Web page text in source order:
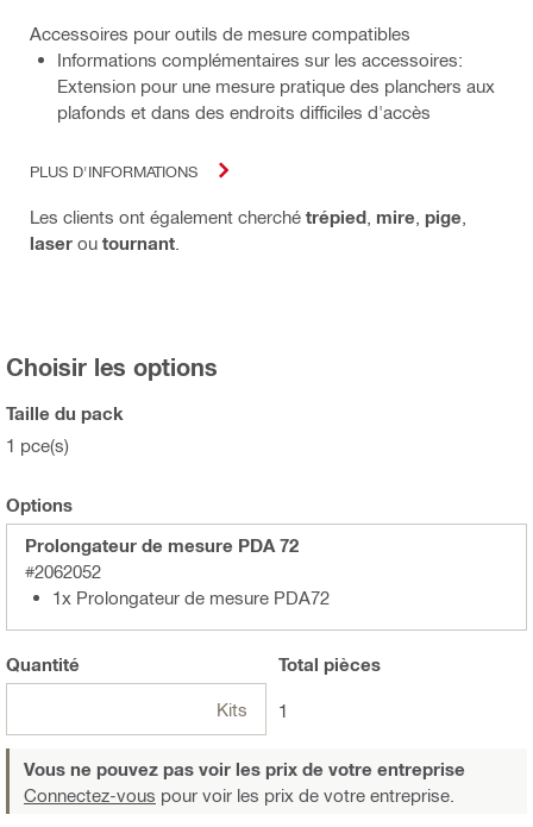
Accessoires pour outils de mesure compatibles
Informations complémentaires sur les accessoires:
Extension pour une mesure pratique des planchers aux
plafonds et dans des endroits difficiles d'accès
PLUS D'INFORMATIONS
Les clients ont également cherché trépied mire pige
laser ou tournant
Choisir les options
Taille du pack
1 pce(s)
Options
Prolongateur de mesure PDA 72
#2062052
1x Prolongateur de mesure PDA72
Quantité
Kits
Total pièces
1
Vous ne pouvez pas voir les prix de votre entreprise
Connectez-vous pour voir les prix de votre entreprise.